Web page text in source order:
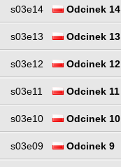
s03e14 Odcinek 14
s03e13 Odcinek 13
s03e12 Odcinek 12
s03e11 Odcinek 11
s03e10 Odcinek 10
s03e09 Odcinek 9